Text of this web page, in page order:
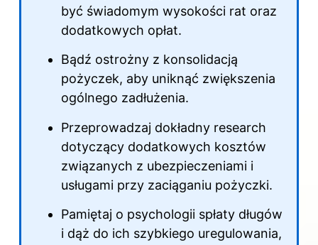
być świadomym wysokości rat oraz
dodatkowych opłat.
Bądź ostrożny z konsolidacją
pożyczek, aby uniknąć zwiększenia
ogólnego zadłużenia.
Przeprowadzaj dokładny research
dotyczący dodatkowych kosztów
związanych z ubezpieczeniami i
usługami przy zaciąganiu pożyczki.
Pamiętaj o psychologii spłaty długów
i dąż do ich szybkiego uregulowania,